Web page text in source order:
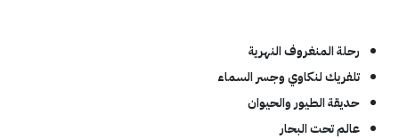
رحلة المنغروف النهرية
تلفريك لنكاوي وجسر السماء
حديقة الطيور والحيوان
عالم تحت البحار